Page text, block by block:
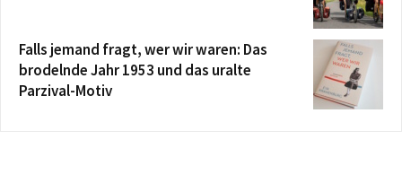
Falls jemand fragt, wer wir waren: Das
brodelnde Jahr 1953 und das uralte
Parzival-Motiv